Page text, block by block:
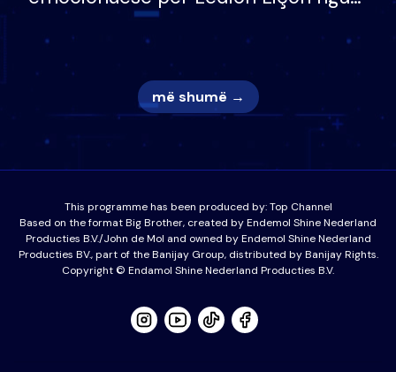
nëna dhe fëmijët e tij, moderatori
nuk i mban dot lotët: Nuk meritoj…
më shumë →
This programme has been produced by:Top Channel
Based on the format Big Brother, created by Endemol Shine Nederland
Producties B.V./John de Mol and owned by Endemol Shine Nederland
Producties BV., part of the Banijay Group, distributed by Banijay Rights.
Copyright © Endamol Shine Nederland Producties B.V.